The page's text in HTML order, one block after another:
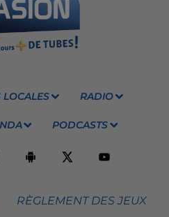
LOCALES RADIO
PODCASTS
RÈGLEMENT DES JEUX